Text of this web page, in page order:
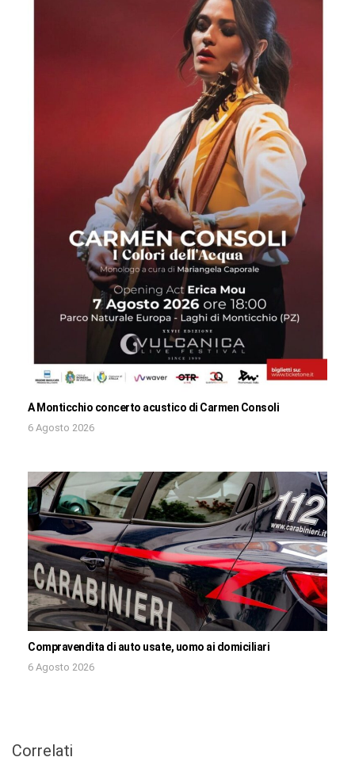
A Monticchio concerto acustico di Carmen Consoli
6 Agosto 2026
Compravendita di auto usate, uomo ai domiciliari
6 Agosto 2026
Correlati